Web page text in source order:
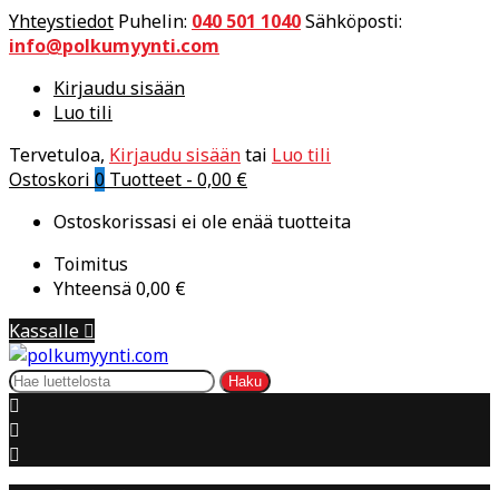
Yhteystiedot Puhelin: 040 501 1040Sähköposti:
info@polkumyynti.com
Kirjaudu sisään
Luo tili
Tervetuloa, Kirjaudu sisääntai Luo tili
Ostoskori 0 Tuotteet - 0,00 €
Ostoskorissasi ei ole enää tuotteita
Toimitus
Yhteensä0,00 €
Kassalle 
Haku


